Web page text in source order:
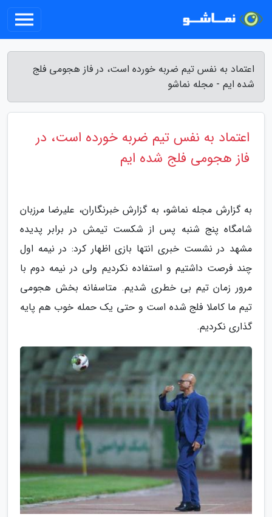
اعتماد به نفس تیم ضربه خورده است، در فاز هجومی فلج
شده ایم - مجله نماشو
اعتماد به نفس تیم ضربه خورده است، در
فاز هجومی فلج شده ایم
به گزارش مجله نماشو، به گزارش خبرنگاران، علیرضا مرزبان
شامگاه پنج شنبه پس از شکست تیمش در برابر پدیده
مشهد در نشست خبری انتها بازی اظهار کرد: در نیمه اول
چند فرصت داشتیم و استفاده نکردیم ولی در نیمه دوم با
مرور زمان تیم بی خطری شدیم. متاسفانه بخش هجومی
تیم ما کاملا فلج شده است و حتی یک حمله خوب هم پایه
گذاری نکردیم.